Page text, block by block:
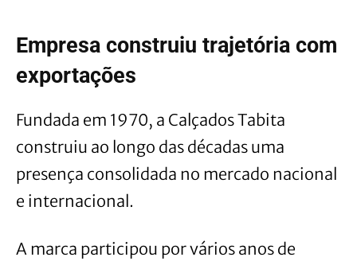
Empresa construiu trajetória com
exportações
Fundada em 1970, a Calçados Tabita
construiu ao longo das décadas uma
presença consolidada no mercado nacional
e internacional.
A marca participou por vários anos de